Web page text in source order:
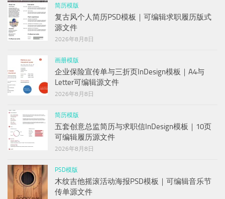
简历模版
复古风个人简历PSD模板｜可编辑求职履历版式
源文件
2026年8月8日
画册模版
企业保险宣传单与三折页InDesign模板｜A4与
Letter可编辑源文件
2026年8月8日
简历模版
五套创意总监简历与求职信InDesign模板｜10页
可编辑履历源文件
2026年8月8日
PSD模版
木纹吉他摇滚活动海报PSD模板｜可编辑音乐节
传单源文件